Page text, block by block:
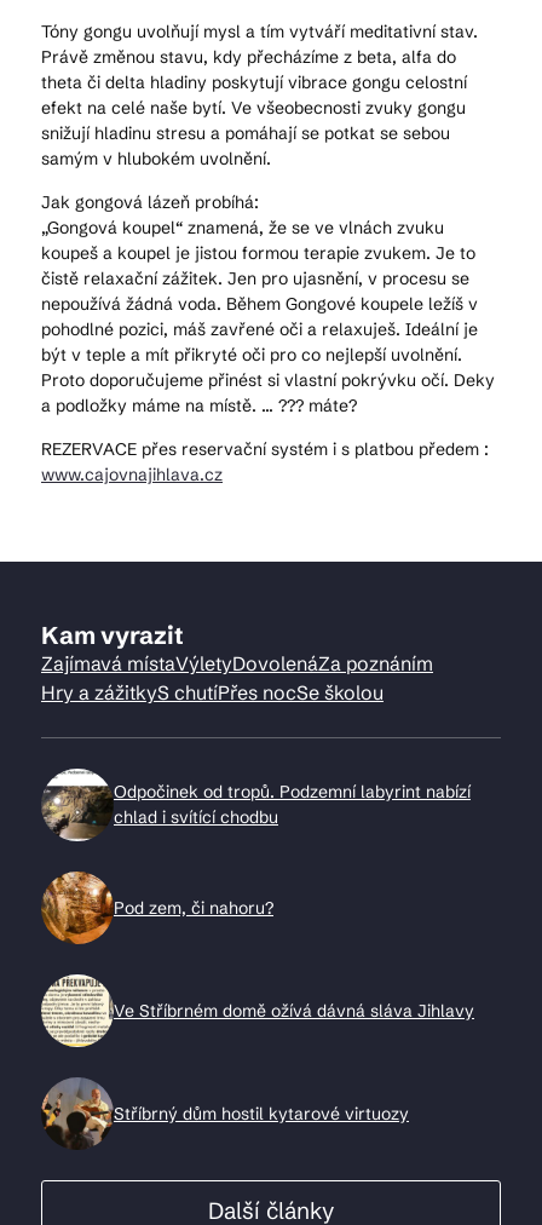
Tóny gongu uvolňují mysl a tím vytváří meditativní stav.
Právě změnou stavu, kdy přecházíme z beta, alfa do
theta či delta hladiny poskytují vibrace gongu celostní
efekt na celé naše bytí. Ve všeobecnosti zvuky gongu
snižují hladinu stresu a pomáhají se potkat se sebou
samým v hlubokém uvolnění.
Jak gongová lázeň probíhá:
„Gongová koupel“ znamená, že se ve vlnách zvuku
koupeš a koupel je jistou formou terapie zvukem. Je to
čistě relaxační zážitek. Jen pro ujasnění, v procesu se
nepoužívá žádná voda. Během Gongové koupele ležíš v
pohodlné pozici, máš zavřené oči a relaxuješ. Ideální je
být v teple a mít přikryté oči pro co nejlepší uvolnění.
Proto doporučujeme přinést si vlastní pokrývku očí. Deky
a podložky máme na místě. ... ??? máte?
REZERVACE přes reservační systém i s platbou předem :
www.cajovnajihlava.cz
Kam vyrazit
Zajímavá místaVýletyDovolenáZa poznáním
Hry a zážitkyS chutíPřes nocSe školou
Odpočinek od tropů. Podzemní labyrint nabízí
chlad i svítící chodbu
Pod zem, či nahoru?
Ve Stříbrném domě ožívá dávná sláva Jihlavy
Stříbrný dům hostil kytarové virtuozy
Další články